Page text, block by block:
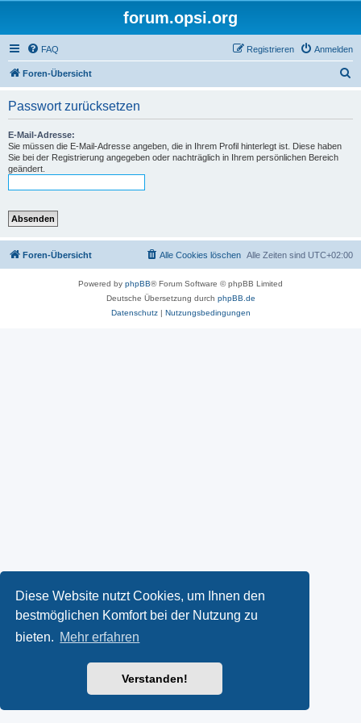
Diese Website nutzt Cookies, um Ihnen den
bestmöglichen Komfort bei der Nutzung zu
bieten. Mehr erfahren
Verstanden!
forum.opsi.org
FAQ Anmelden
Registrieren
Foren-Übersicht
Passwort zurücksetzen
E-Mail-Adresse:
Sie müssen die E-Mail-Adresse angeben, die in Ihrem Profil hinterlegt ist. Diese haben
Sie bei der Registrierung angegeben oder nachträglich in Ihrem persönlichen Bereich
geändert.
Foren-Übersicht Alle Zeiten sind UTC+02:00
Alle Cookies löschen
Powered by phpBB® Forum Software © phpBB Limited
Deutsche Übersetzung durch phpBB.de
Datenschutz| Nutzungsbedingungen